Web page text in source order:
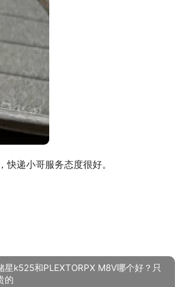
递小哥服务态度很好。
星k525和PLEXTORPX M8V哪个好？只
的